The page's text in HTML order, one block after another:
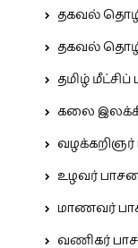
தகவல்
தகவல்
தமிழ்
கலை
உழவர்
மாணவர்
வணிகர்